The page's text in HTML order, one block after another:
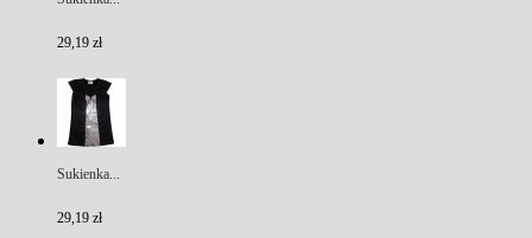
29,19 zł
Sukienka...
29,19 zł